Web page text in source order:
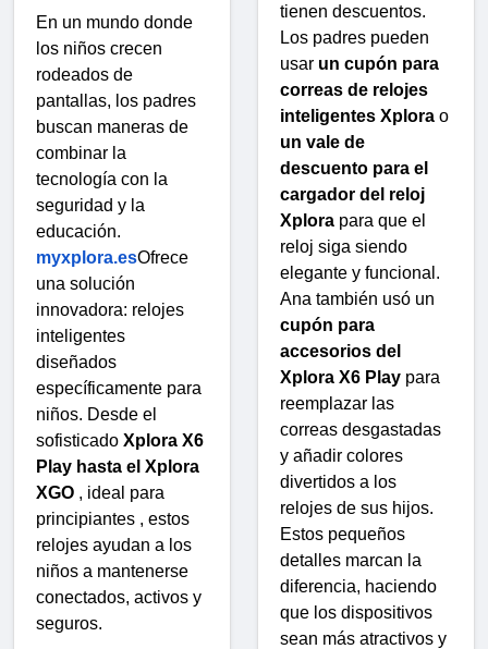
En un mundo donde
los niños crecen
rodeados de
pantallas, los padres
buscan maneras de
combinar la
tecnología con la
seguridad y la
educación.
myxplora.esOfrece
una solución
innovadora: relojes
inteligentes
diseñados
específicamente para
niños. Desde el
sofisticado Xplora X6
Play hasta el Xplora
XGO , ideal para
principiantes , estos
relojes ayudan a los
niños a mantenerse
conectados, activos y
seguros.
tienen descuentos.
Los padres pueden
usar un cupón para
correas de relojes
inteligentes Xplora o
un vale de
descuento para el
cargador del reloj
Xplora para que el
reloj siga siendo
elegante y funcional.
Ana también usó un
cupón para
accesorios del
Xplora X6 Play para
reemplazar las
correas desgastadas
y añadir colores
divertidos a los
relojes de sus hijos.
Estos pequeños
detalles marcan la
diferencia, haciendo
que los dispositivos
sean más atractivos y